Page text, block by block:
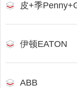
皮+季
伊顿EATON
ABB